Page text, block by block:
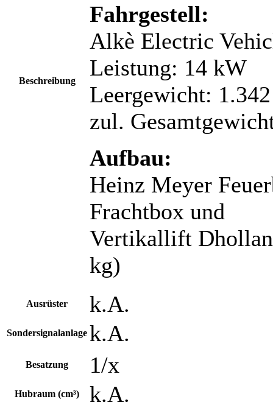
Beschreibung
Fahrgestell:
Alkè Electric
Leistung: 14 kW
Leergewicht:
zul.
Aufbau:
Heinz Meyer
Frachtbox und
Vertikallift
kg)
Ausrüster k.A.
Sondersignalanlage k.A.
Besatzung 1/x
Hubraum (cm³) k.A.